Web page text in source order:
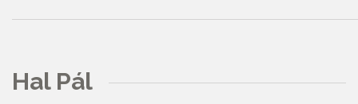
Hal Pál